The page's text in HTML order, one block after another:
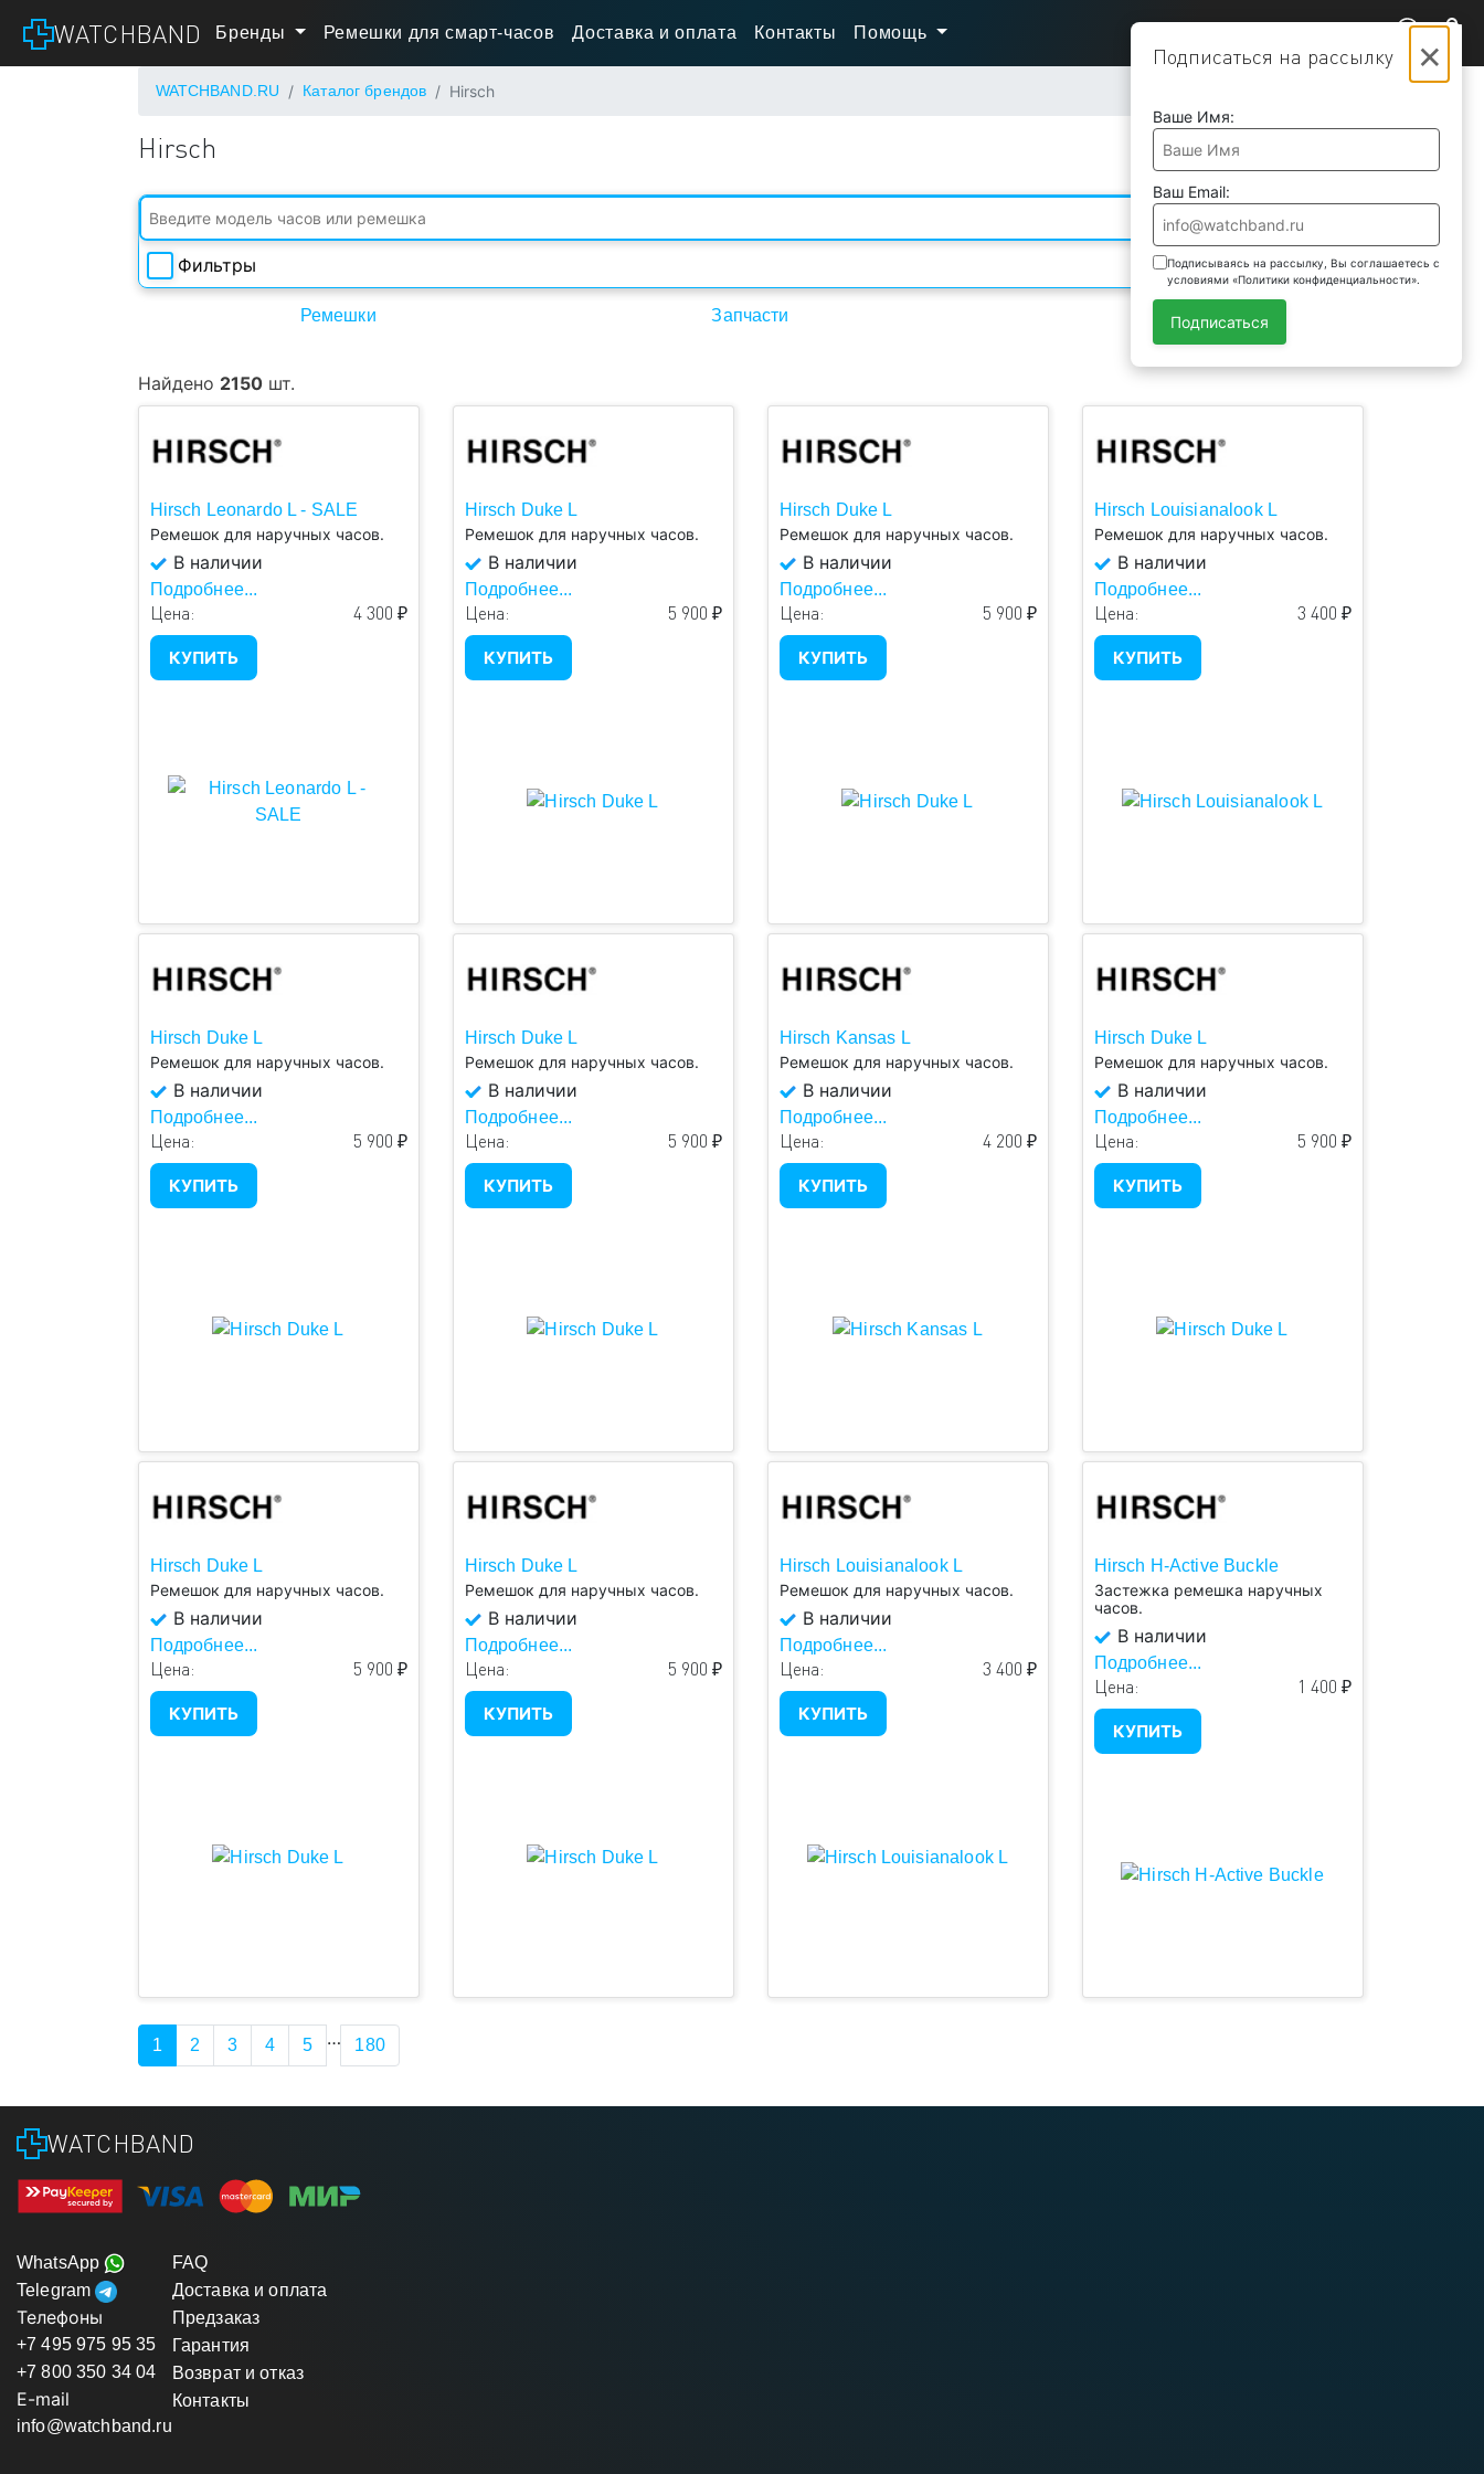
×
Подписаться на рассылку
Ваше Имя:
Ваш Email:
Подписываясь на рассылку, Вы соглашаетесь с
условиями «Политики конфиденциальности».
Подписаться
WATCHBAND Бренды Ремешки для смарт-часов Доставка и оплата Контакты Помощь
WATCHBAND.RU Каталог брендов Hirsch
Hirsch
Фильтры
Подобрать
Ремешки Запчасти
Найдено 2150шт.
Hirsch Leonardo L - SALE
Ремешок для наручных часов.
В наличии
Подробнее...
Цена: 4 300 ₽
КУПИТЬ
Hirsch Duke L
Ремешок для наручных часов.
В наличии
Подробнее...
Цена: 5 900 ₽
КУПИТЬ
Hirsch Duke L
Ремешок для наручных часов.
В наличии
Подробнее...
Цена: 5 900 ₽
КУПИТЬ
Hirsch Louisianalook L
Ремешок для наручных часов.
В наличии
Подробнее...
Цена: 3 400 ₽
КУПИТЬ
Hirsch Duke L
Ремешок для наручных часов.
В наличии
Подробнее...
Цена: 5 900 ₽
КУПИТЬ
Hirsch Duke L
Ремешок для наручных часов.
В наличии
Подробнее...
Цена: 5 900 ₽
КУПИТЬ
Hirsch Kansas L
Ремешок для наручных часов.
В наличии
Подробнее...
Цена: 4 200 ₽
КУПИТЬ
Hirsch Duke L
Ремешок для наручных часов.
В наличии
Подробнее...
Цена: 5 900 ₽
КУПИТЬ
Hirsch Duke L
Ремешок для наручных часов.
В наличии
Подробнее...
Цена: 5 900 ₽
КУПИТЬ
Hirsch Duke L
Ремешок для наручных часов.
В наличии
Подробнее...
Цена: 5 900 ₽
КУПИТЬ
Hirsch Louisianalook L
Ремешок для наручных часов.
В наличии
Подробнее...
Цена: 3 400 ₽
КУПИТЬ
Hirsch H-Active Buckle
Застежка ремешка наручных
часов.
В наличии
Подробнее...
Цена: 1 400 ₽
КУПИТЬ
1 2 3 4 5 … 180
WATCHBAND
WhatsApp
Telegram
Телефоны
+7 495 975 95 35
+7 800 350 34 04
E-mail
info@watchband.ru
FAQ
Доставка и оплата
Предзаказ
Гарантия
Возврат и отказ
Контакты